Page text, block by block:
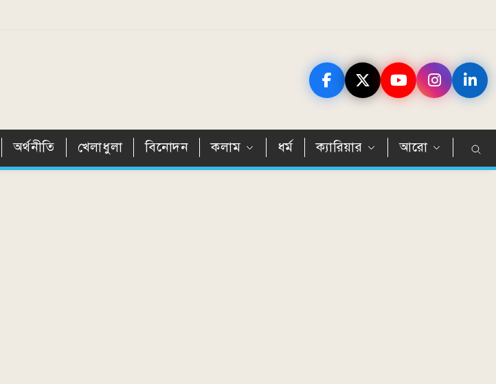
অর্থনীতি খেলাধুলা বিনোদন কলাম ধর্ম ক্যারিয়ার আরো